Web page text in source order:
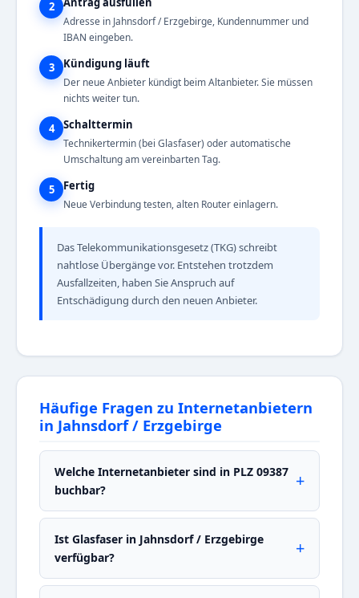
2
Adresse in Jahnsdorf / Erzgebirge, Kundennummer und
IBAN eingeben.
3 Kündigung läuft
Der neue Anbieter kündigt beim Altanbieter. Sie müssen
nichts weiter tun.
4 Schalttermin
Technikertermin (bei Glasfaser) oder automatische
Umschaltung am vereinbarten Tag.
5 Fertig
Neue Verbindung testen, alten Router einlagern.
Das Telekommunikationsgesetz (TKG) schreibt
nahtlose Übergänge vor. Entstehen trotzdem
Ausfallzeiten, haben Sie Anspruch auf
Entschädigung durch den neuen Anbieter.
Häufige Fragen zu Internetanbietern
in Jahnsdorf / Erzgebirge
Welche Internetanbieter sind in PLZ 09387
buchbar?
Ist Glasfaser in Jahnsdorf / Erzgebirge
verfügbar?